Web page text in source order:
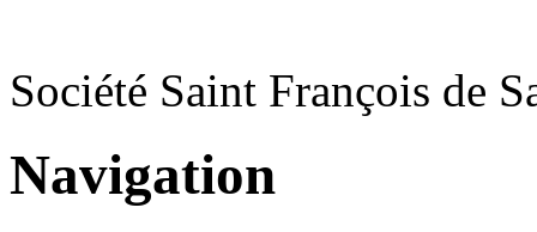
Société Saint François de
Navigation